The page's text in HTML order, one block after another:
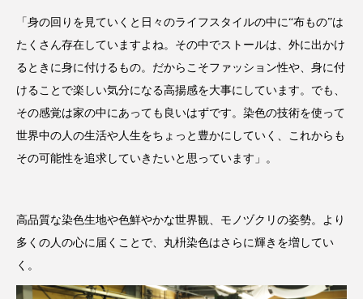
「身の回りを見ていくと日々のライフスタイルの中に“布もの”は
たくさん存在していますよね。その中でストールは、外に出かけ
るときに身に付けるもの。だからこそファッション性や、身に付
けることで楽しい気分になる高揚感を大事にしています。でも、
その感覚は家の中にあっても良いはずです。染色の技術を使って
世界中の人の生活や人生をちょっと豊かにしていく、これからも
その可能性を追求していきたいと思っています」。
高品質な染色生地や色鮮やかな世界観、モノヅクリの姿勢。より
多くの人の心に届くことで、丸枡染色はさらに輝きを増してい
く。